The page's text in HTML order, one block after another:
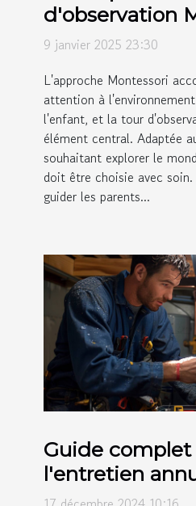
d'observation
adaptée à
9 janvier 2025 23:30
L'approche Montessori
attention à
l'enfant, et la tour
élément central. Adaptée
souhaitant explorer le
doit être choisie avec
guider les parents...
Guide complet
l'entretien
système de